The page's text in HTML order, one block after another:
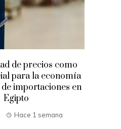
de precios como
para la economía
importaciones en
Egipto
Hace 1 semana